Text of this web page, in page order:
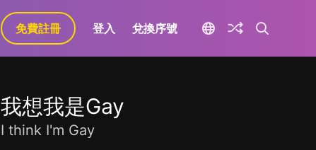
免費註冊 登入 兌換序號
我想我是Gay
I think I'm Gay